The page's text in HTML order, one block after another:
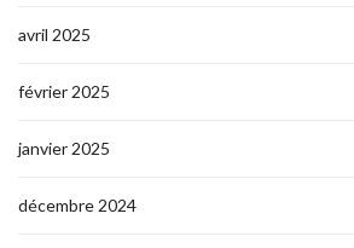
avril 2025
février 2025
janvier 2025
décembre 2024